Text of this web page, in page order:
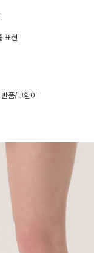
표현
품/교환이